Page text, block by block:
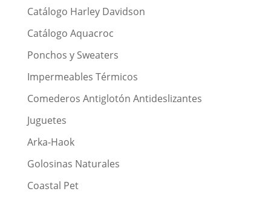
Catálogo Harley Davidson
Catálogo Aquacroc
Ponchos y Sweaters
Impermeables Térmicos
Comederos Antiglotón Antideslizantes
Juguetes
Arka-Haok
Golosinas Naturales
Coastal Pet